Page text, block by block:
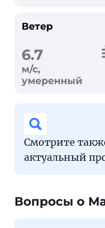
Ветер
6.7
м/с,
умеренный
Смотрите
актуальный
Вопросы о